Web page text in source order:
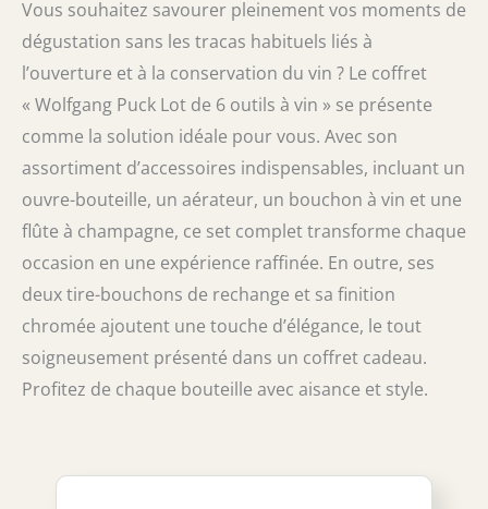
Vous souhaitez savourer pleinement vos moments de
dégustation sans les tracas habituels liés à
l’ouverture et à la conservation du vin ? Le coffret
« Wolfgang Puck Lot de 6 outils à vin » se présente
comme la solution idéale pour vous. Avec son
assortiment d’accessoires indispensables, incluant un
ouvre-bouteille, un aérateur, un bouchon à vin et une
flûte à champagne, ce set complet transforme chaque
occasion en une expérience raffinée. En outre, ses
deux tire-bouchons de rechange et sa finition
chromée ajoutent une touche d’élégance, le tout
soigneusement présenté dans un coffret cadeau.
Profitez de chaque bouteille avec aisance et style.